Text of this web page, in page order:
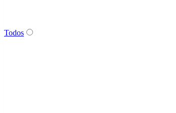
Todos